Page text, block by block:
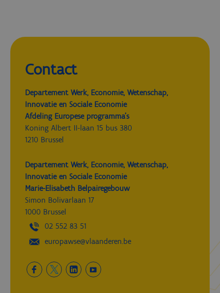
Contact
Departement Werk, Economie, Wetenschap,
Innovatie en Sociale Economie
Afdeling Europese programma's
Koning Albert II-laan 15 bus 380
1210 Brussel
Departement Werk, Economie, Wetenschap,
Innovatie en Sociale Economie
Marie-Elisabeth Belpairegebouw
Simon Bolivarlaan 17
1000 Brussel
02 552 83 51
europawse@vlaanderen.be